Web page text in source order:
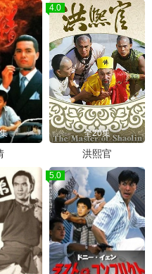
4.0
全20集
洪熙官
5.0